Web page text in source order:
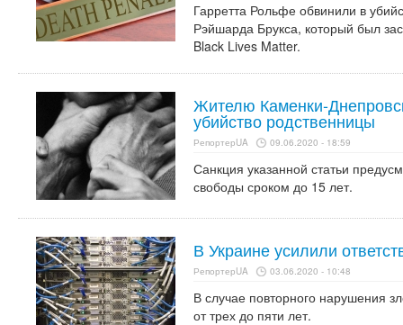
Гарретта Рольфе обвинили в
Рэйшарда Брукса, который был
Black Lives Matter.
Жителю Каменки-
убийство родственницы
РепортерUA 09.06.2020 - 18:59
Санкция указанной статьи
свободы сроком до 15 лет.
В Украине усилили
РепортерUA 03.06.2020 - 10:48
В случае повторного нарушения
от трех до пяти лет.